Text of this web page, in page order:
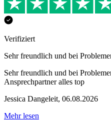
Verifiziert
Sehr freundlich und bei
Sehr freundlich und bei
Ansprechpartner alles top
Jessica Dangeleit, 06.08.2026
Mehr lesen